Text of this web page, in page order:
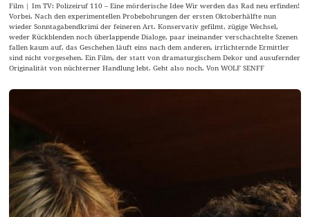
Film | Im TV: Polizeiruf 110 – Eine mörderische Idee Wir werden das Rad neu erfinden!
Vorbei. Nach den experimentellen Probebohrungen der ersten Oktoberhälfte nun
wieder Sonntagabendkrimi der feineren Art. Konservativ gefilmt, zügige Wechsel,
weder Rückblenden noch überlappende Dialoge, paar ineinander verschachtelte Szenen
fallen kaum auf, das Geschehen läuft eins nach dem anderen, irrlichternde Ermittler
sind nicht vorgesehen. Ein Film, der statt von dramaturgischem Dekor und ausufernder
Originalität von nüchterner Handlung lebt. Geht also noch. Von WOLF SENFF